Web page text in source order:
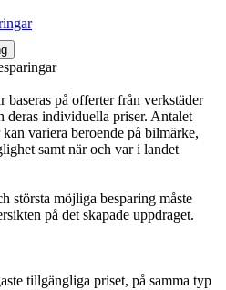
på offerter från verkstäder
deras individuella priser. Antalet
variera beroende på bilmärke,
samt när och var i landet
största möjliga besparing måste
på det skapade uppdraget.
tillgängliga priset, på samma typ